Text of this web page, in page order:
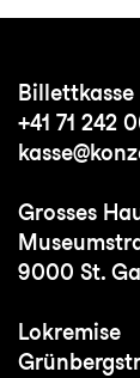
Billettkasse
+41 71 242
Grosses
9000 St.
Lokremise